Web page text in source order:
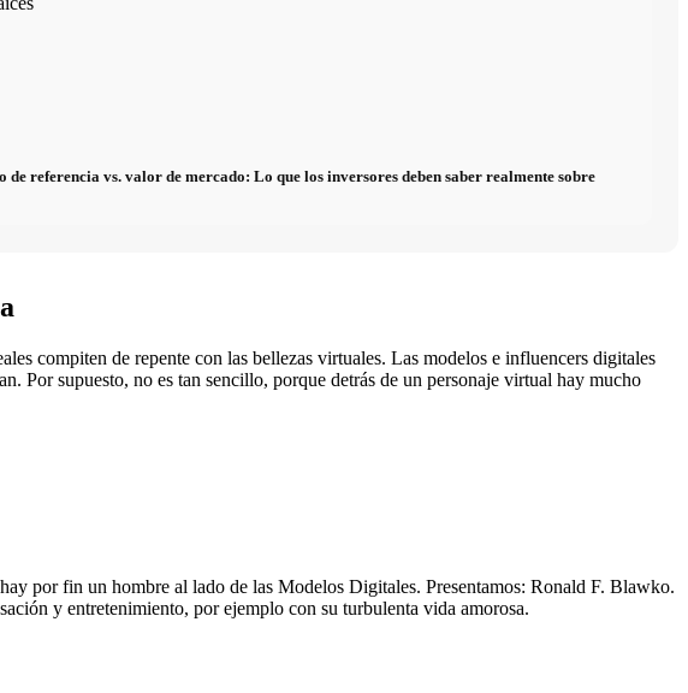
de referencia vs. valor de mercado: Lo que los inversores deben saber realmente sobre
compiten de repente con las bellezas virtuales. Las modelos e influencers digitales
Por supuesto, no es tan sencillo, porque detrás de un personaje virtual hay mucho
por fin un hombre al lado de las Modelos Digitales. Presentamos: Ronald F. Blawko.
y entretenimiento, por ejemplo con su turbulenta vida amorosa.